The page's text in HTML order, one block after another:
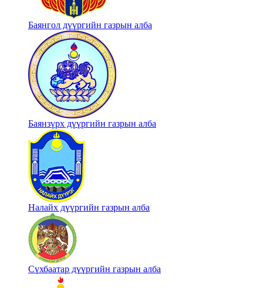
Баянгол дүүргийн газрын алба
Баянзүрх дүүргийн газрын алба
Налайх дүүргийн газрын алба
Сүхбаатар дүүргийн газрын алба